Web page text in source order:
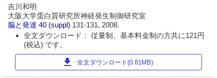
吉川和明
大阪大学蛋白質研究所神経発生制御研究室
脳と発達 40 (suppl) 131-131, 2008.
全文ダウンロード： 従量制、基本料金制の方共に121円
(税込) です。
download 全文ダウンロード(0.81MB)